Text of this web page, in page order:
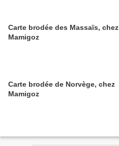
Carte brodée des Massaïs, chez
Mamigoz
Carte brodée de Norvège, chez
Mamigoz